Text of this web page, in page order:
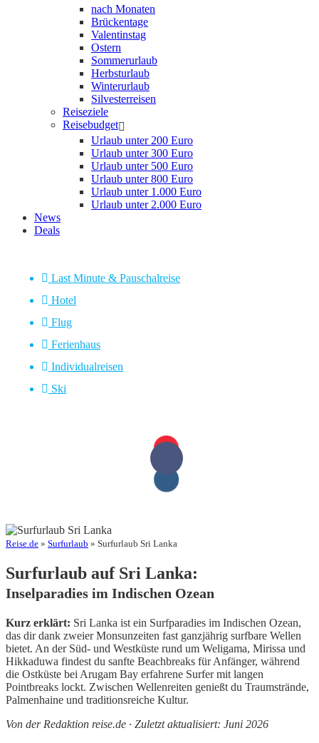
nach Monaten
Brückentage
Valentinstag
Ostern
Sommerurlaub
Herbsturlaub
Winterurlaub
Silvesterreisen
Reiseziele
Reisebudget
Urlaub unter 200 Euro
Urlaub unter 300 Euro
Urlaub unter 500 Euro
Urlaub unter 800 Euro
Urlaub unter 1.000 Euro
Urlaub unter 2.000 Euro
News
Deals
Last Minute & Pauschalreise
Hotel
Flug
Ferienhaus
Individualreisen
Ski
Reise.de » Surfurlaub » Surfurlaub Sri Lanka
Surfurlaub auf Sri Lanka:
Inselparadies im Indischen Ozean
Kurz erklärt: Sri Lanka ist ein Surfparadies im Indischen Ozean,
das dir dank zweier Monsunzeiten fast ganzjährig surfbare Wellen
bietet. An der Süd- und Westküste rund um Weligama, Mirissa und
Hikkaduwa findest du sanfte Beachbreaks für Anfänger, während
die Ostküste bei Arugam Bay erfahrene Surfer mit langen
Pointbreaks lockt. Zwischen Wellenreiten genießt du Traumstrände,
Palmenhaine und traditionsreiche Kultur.
Von der Redaktion reise.de · Zuletzt aktualisiert: Juni 2026